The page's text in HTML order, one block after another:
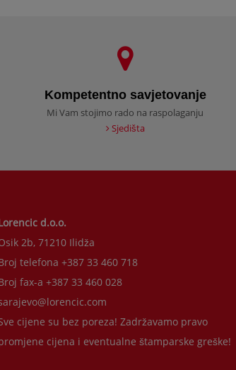
Kompetentno savjetovanje
Mi Vam stojimo rado na raspolaganju
Sjedišta
d.o.o.
2b, 71210 Ilidža
telefona +387 33 460 718
fax-a +387 33 460 028
cijene su bez poreza! Zadržavamo pravo
cijena i eventualne štamparske greške!